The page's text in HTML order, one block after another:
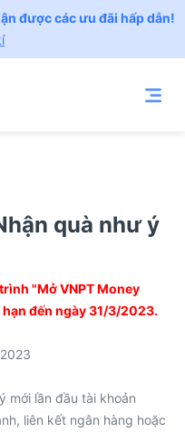
được các ưu đãi hấp dẫn!
quà như ý
"Mở VNPT Money
đến ngày 31/3/2023.
mới lần đầu tài khoản
liên kết ngân hàng hoặc